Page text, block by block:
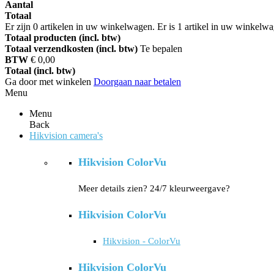
Aantal
Totaal
Er zijn 0 artikelen in uw winkelwagen. Er is 1 artikel in uw
Totaal producten (incl. btw)
Totaal verzendkosten (incl. btw) Te bepalen
BTW € 0,00
Totaal (incl. btw)
Ga door met winkelen Doorgaan naar betalen
Menu
Menu
Back
Hikvision camera's
Hikvision ColorVu
Meer details zien? 24/7 kleurweergave?
Hikvision ColorVu
Hikvision - ColorVu
Hikvision ColorVu